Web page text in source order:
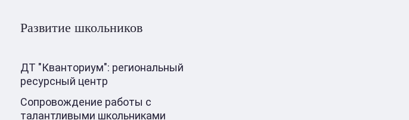
Развитие школьников
ДТ "Кванториум": региональный
ресурсный центр
Сопровождение работы с
талантливыми школьниками